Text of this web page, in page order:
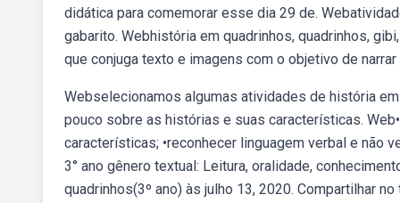
didática para comemorar esse dia 29 de.
gabarito. Webhistória em quadrinhos, quadrinhos,
que conjuga texto e imagens com o objetivo de
Webselecionamos algumas atividades de história
pouco sobre as histórias e suas características.
características; •reconhecer linguagem verbal e não
3° ano gênero textual: Leitura, oralidade,
quadrinhos(3º ano) às julho 13, 2020. Compartilhar